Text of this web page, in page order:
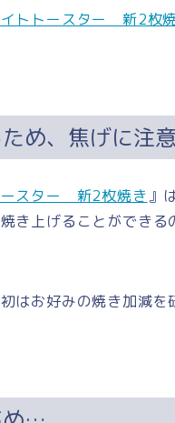
トトースター 新2枚
め、焦げに注意
ースター 新2枚焼き』
き上げることができる
はお好みの焼き加減